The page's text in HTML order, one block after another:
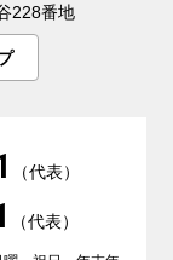
228番地
（代表）
（代表）